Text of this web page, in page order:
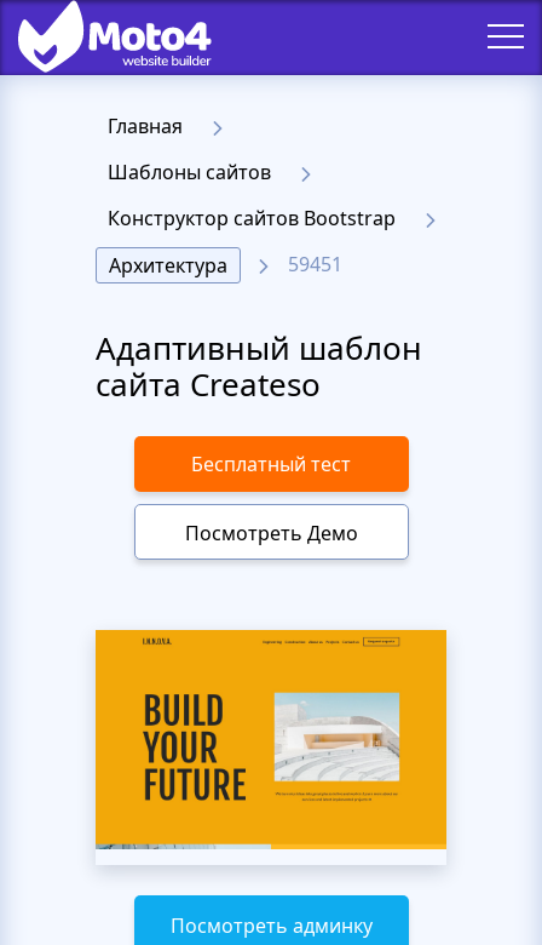
Главная
Шаблоны сайтов
Конструктор сайтов Bootstrap
Архитектура
59451
Адаптивный шаблон
сайта Createso
Бесплатный тест
Посмотреть Демо
Посмотреть админку